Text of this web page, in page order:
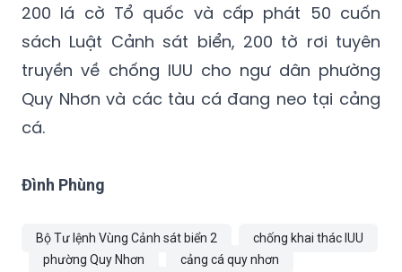
200 lá cờ Tổ quốc và cấp phát 50 cuốn
sách Luật Cảnh sát biển, 200 tờ rơi tuyên
truyền về chống IUU cho ngư dân phường
Quy Nhơn và các tàu cá đang neo tại cảng
cá.
Đình Phùng
Bộ Tư lệnh Vùng Cảnh sát biển 2
chống khai thác IUU
phường Quy Nhơn
cảng cá quy nhơn